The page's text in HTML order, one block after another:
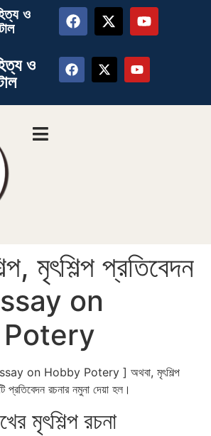
ও
ও
মৃৎশিল্প প্রতিবেদন
on
Essay on Hobby Potery ] অথবা, মৃৎশিল্প
রচনার নমুনা দেয়া হল।
মৃৎশিল্প রচনা